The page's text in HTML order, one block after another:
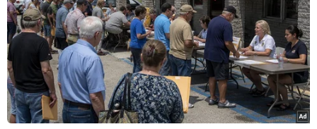
được ứng dụng lâm sàng trên thế giới và ở Việt
Nam như mảng vá hộp sọ PEEK, đĩa đệm cột sống
PEEK, thân xương đùi PEEK, khớp háng và khớp
gối...